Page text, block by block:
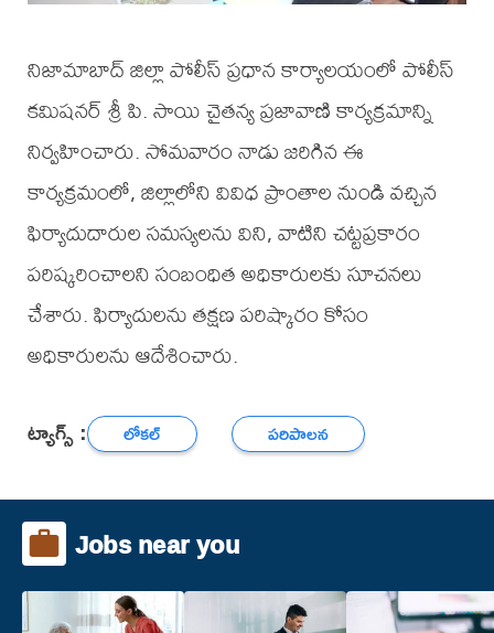
నిజామాబాద్ జిల్లా పోలీస్ ప్రధాన కార్యాలయంలో పోలీస్
కమిషనర్ శ్రీ పి. సాయి చైతన్య ప్రజావాణి కార్యక్రమాన్ని
నిర్వహించారు. సోమవారం నాడు జరిగిన ఈ
కార్యక్రమంలో, జిల్లాలోని వివిధ ప్రాంతాల నుండి వచ్చిన
ఫిర్యాదుదారుల సమస్యలను విని, వాటిని చట్టప్రకారం
పరిష్కరించాలని సంబంధిత అధికారులకు సూచనలు
చేశారు. ఫిర్యాదులను తక్షణ పరిష్కారం కోసం
అధికారులను ఆదేశించారు.
ట్యాగ్స్ : లోకల్ పరిపాలన
Jobs near you